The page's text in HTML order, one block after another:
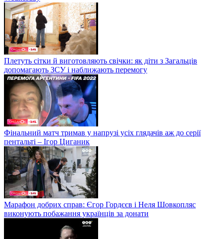
Плетуть сітки й виготовляють свічки: як діти з Загальців
допомагають ЗСУ і наближають перемогу
Фінальний матч тримав у напрузі усіх глядачів аж до серії
пентальті – Ігор Циганик
Марафон добрих справ: Єгор Гордєєв і Неля Шовкопляс
виконують побажання українців за донати